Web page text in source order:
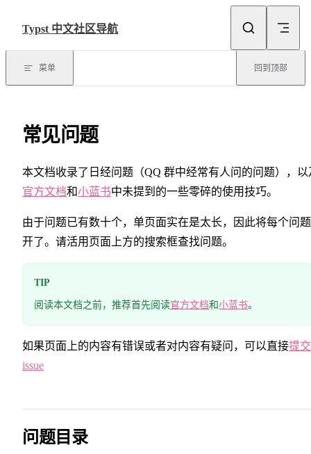
Typst 中文社区导航
菜单 回到顶部
常见问题
本文档收录了日经问题（QQ 群中经常有人问的问题），以
官方文档和小蓝书中未提到的一些零碎的使用技巧。
由于问题已有数十个，单页面实在是太长，因此将每个问
开了。请活用页面上方的搜索框查找问题。
TIP
阅读本文档之前，推荐首先阅读官方文档和小蓝书。
如果页面上的内容有错误或者对内容有疑问，可以直接提交
issue
问题目录